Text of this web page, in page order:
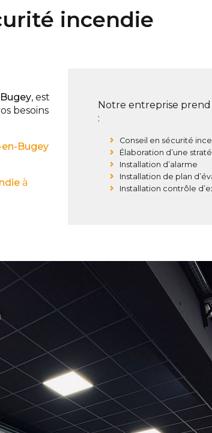
incendie
, est
besoins
Bugey
à
Notre entreprise
:
Conseil en sécurité
Élaboration d’une
Installation d’alarme
Installation de plan
Installation contrôle